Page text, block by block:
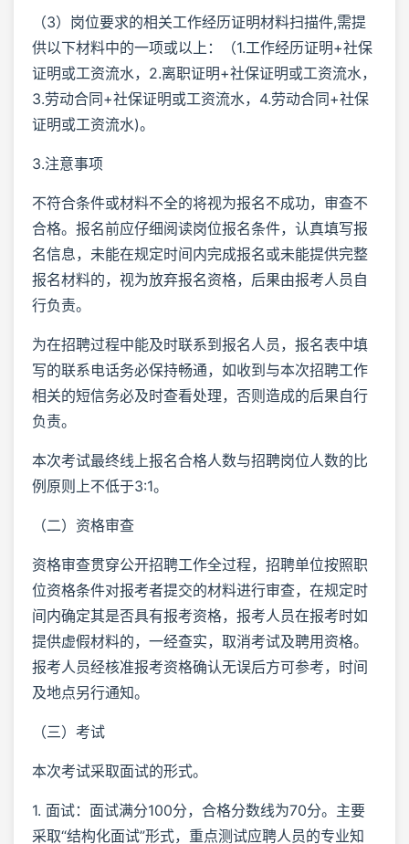
（3）岗位要求的相关工作经历证明材料扫描件,需提
供以下材料中的一项或以上：（1.工作经历证明+社保
证明或工资流水，2.离职证明+社保证明或工资流水，
3.劳动合同+社保证明或工资流水，4.劳动合同+社保
证明或工资流水)。
3.注意事项
不符合条件或材料不全的将视为报名不成功，审查不
合格。报名前应仔细阅读岗位报名条件，认真填写报
名信息，未能在规定时间内完成报名或未能提供完整
报名材料的，视为放弃报名资格，后果由报考人员自
行负责。
为在招聘过程中能及时联系到报名人员，报名表中填
写的联系电话务必保持畅通，如收到与本次招聘工作
相关的短信务必及时查看处理，否则造成的后果自行
负责。
本次考试最终线上报名合格人数与招聘岗位人数的比
例原则上不低于3:1。
（二）资格审查
资格审查贯穿公开招聘工作全过程，招聘单位按照职
位资格条件对报考者提交的材料进行审查，在规定时
间内确定其是否具有报考资格，报考人员在报考时如
提供虚假材料的，一经查实，取消考试及聘用资格。
报考人员经核准报考资格确认无误后方可参考，时间
及地点另行通知。
（三）考试
本次考试采取面试的形式。
1. 面试：面试满分100分，合格分数线为70分。主要
采取“结构化面试”形式，重点测试应聘人员的专业知